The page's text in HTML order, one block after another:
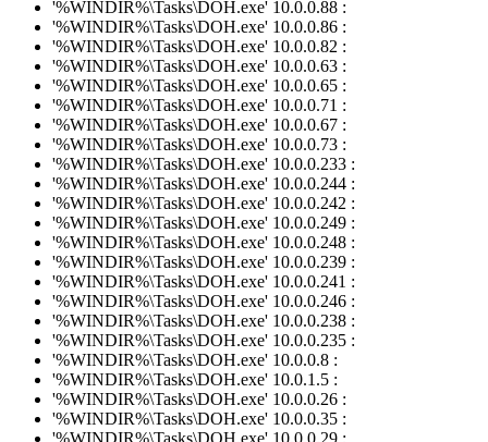
'%WINDIR%\Tasks\DOH.exe' 10.0.0.88 :
'%WINDIR%\Tasks\DOH.exe' 10.0.0.86 :
'%WINDIR%\Tasks\DOH.exe' 10.0.0.82 :
'%WINDIR%\Tasks\DOH.exe' 10.0.0.63 :
'%WINDIR%\Tasks\DOH.exe' 10.0.0.65 :
'%WINDIR%\Tasks\DOH.exe' 10.0.0.71 :
'%WINDIR%\Tasks\DOH.exe' 10.0.0.67 :
'%WINDIR%\Tasks\DOH.exe' 10.0.0.73 :
'%WINDIR%\Tasks\DOH.exe' 10.0.0.233 :
'%WINDIR%\Tasks\DOH.exe' 10.0.0.244 :
'%WINDIR%\Tasks\DOH.exe' 10.0.0.242 :
'%WINDIR%\Tasks\DOH.exe' 10.0.0.249 :
'%WINDIR%\Tasks\DOH.exe' 10.0.0.248 :
'%WINDIR%\Tasks\DOH.exe' 10.0.0.239 :
'%WINDIR%\Tasks\DOH.exe' 10.0.0.241 :
'%WINDIR%\Tasks\DOH.exe' 10.0.0.246 :
'%WINDIR%\Tasks\DOH.exe' 10.0.0.238 :
'%WINDIR%\Tasks\DOH.exe' 10.0.0.235 :
'%WINDIR%\Tasks\DOH.exe' 10.0.0.8 :
'%WINDIR%\Tasks\DOH.exe' 10.0.1.5 :
'%WINDIR%\Tasks\DOH.exe' 10.0.0.26 :
'%WINDIR%\Tasks\DOH.exe' 10.0.0.35 :